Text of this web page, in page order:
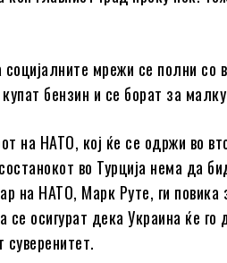
мрежи се полни со
бензин и се борат за
на НАТО, кој ќе се одржи во
во Турција нема да
на НАТО, Марк Руте, ги
се осигурат дека Украина ќе
суверенитет.